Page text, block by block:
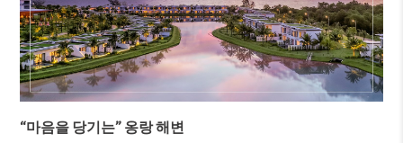
“마음을당기는”옹랑해변